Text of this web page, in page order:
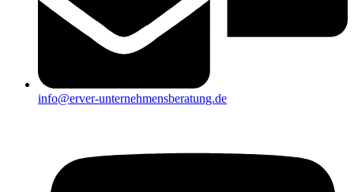
info@erver-unternehmensberatung.de